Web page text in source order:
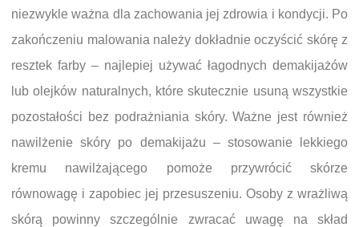
niezwykle ważna dla zachowania jej zdrowia i kondycji. Po
zakończeniu malowania należy dokładnie oczyścić skórę z
resztek farby – najlepiej używać łagodnych demakijażów
lub olejków naturalnych, które skutecznie usuną wszystkie
pozostałości bez podrażniania skóry. Ważne jest również
nawilżenie skóry po demakijażu – stosowanie lekkiego
kremu nawilżającego pomoże przywrócić skórze
równowagę i zapobiec jej przesuszeniu. Osoby z wrażliwą
skórą powinny szczególnie zwracać uwagę na skład